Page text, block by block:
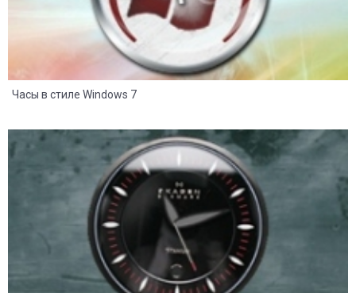
Часы в стиле Windows 7